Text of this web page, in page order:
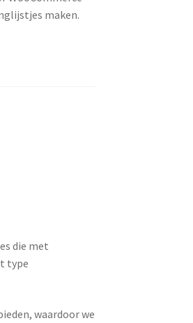
maken.
die met
type
waardoor we